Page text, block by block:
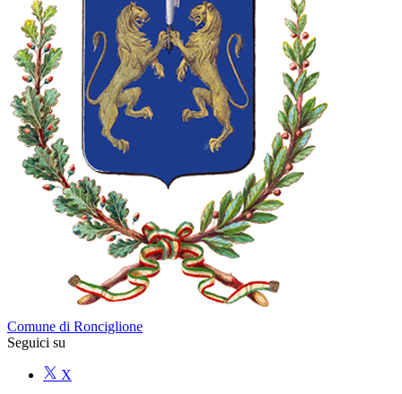
Comune di Ronciglione
Seguici su
X